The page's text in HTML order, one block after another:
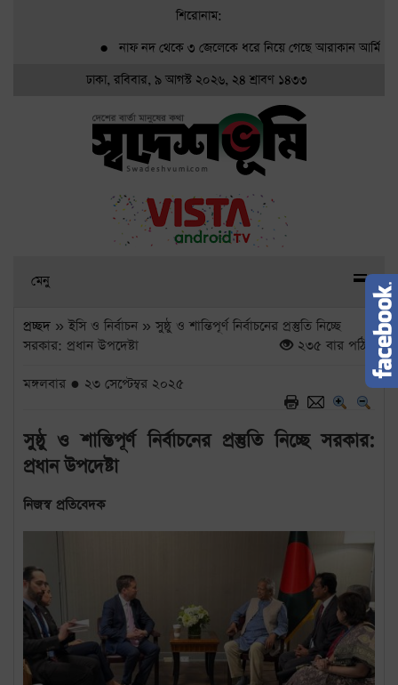
শিরোনাম:
নাফ নদ থেকে ৩ জেলেকে ধরে নিয়ে গেছে আরাকান আর্মি●
ঢাকা, রবিবার, ৯ আগস্ট ২০২৬, ২৪ শ্রাবণ ১৪৩৩
মেনু
প্রচ্ছদ » ইসি ও নির্বাচন » সুষ্ঠু ও শান্তিপূর্ণ নির্বাচনের প্রস্তুতি নিচ্ছে
সরকার: প্রধান উপদেষ্টা
২৩৫ বার পঠিত
মঙ্গলবার ● ২৩ সেপ্টেম্বর ২০২৫
সুষ্ঠু ও শান্তিপূর্ণ নির্বাচনের প্রস্তুতি নিচ্ছে সরকার:
প্রধান উপদেষ্টা
নিজস্ব প্রতিবেদক